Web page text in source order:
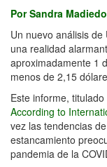
Por Sandra
Un nuevo análisis
una realidad
aproximadamente 1
menos de 2,15
Este informe, titulado
According to
vez las tendencias
estancamiento
pandemia de la